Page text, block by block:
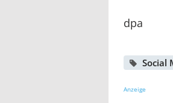
dpa
Social
Anzeige